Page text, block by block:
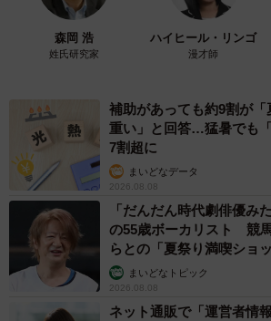
森岡 浩
姓氏研究家
ハイヒール・リンゴ
漫才師
補助があっても約9割が
重い」と回答…猛暑でも
7割超に
まいどなデータ
2026.08.08
「だんだん時代劇俳優み
の55歳ボーカリスト 競
らとの「夏祭り満喫ショ
まいどなトピック
2026.08.08
ネット通販で「運営者情